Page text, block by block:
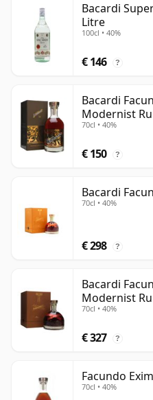
Bacardi
Litre
100cl • 40%
€ 146 ?
Bacardi
Modernist
70cl • 40%
€ 150 ?
Bacardi
70cl • 40%
€ 298 ?
Bacardi
Modernist
70cl • 40%
€ 327 ?
Facundo
70cl • 40%